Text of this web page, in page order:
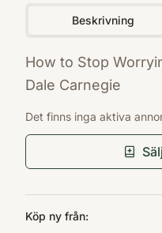
Beskrivning
How to Stop
Dale Carnegie
9780091906412
Vermilion
Utgivningsår
1998
Det finns inga aktiva
Köp ny från: